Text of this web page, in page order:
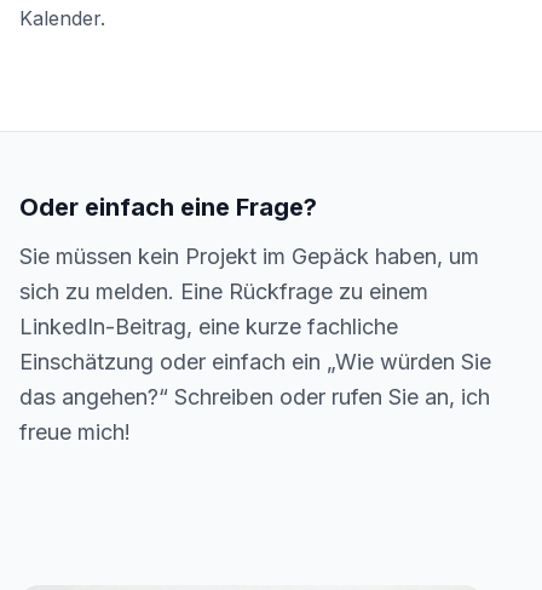
Kalender.
Oder einfach eine Frage?
Sie müssen kein Projekt im Gepäck haben, um
sich zu melden. Eine Rückfrage zu einem
LinkedIn-Beitrag, eine kurze fachliche
Einschätzung oder einfach ein „Wie würden Sie
das angehen?“ Schreiben oder rufen Sie an, ich
freue mich!